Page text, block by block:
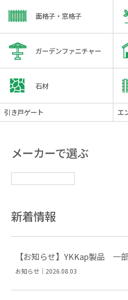
面格子・窓格子
ガーデンファニチャー
石材
引き戸ゲート エ
メーカーで選ぶ
新着情報
【お知らせ】YKKap製品 一
お知らせ｜2026.08.03